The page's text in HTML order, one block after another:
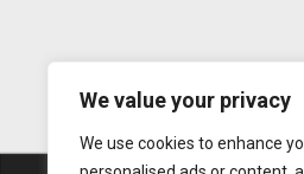
We value your privacy
We use cookies to enhance